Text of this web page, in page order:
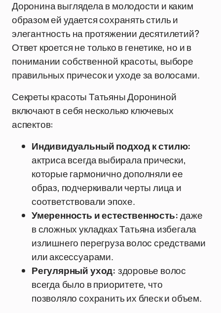
Доронина выглядела в молодости и каким
образом ей удается сохранять стиль и
элегантность на протяжении десятилетий?
Ответ кроется не только в генетике, но и в
понимании собственной красоты, выборе
правильных причесок и уходе за волосами.
Секреты красоты Татьяны Дорониной
включают в себя несколько ключевых
аспектов:
Индивидуальный подход к стилю:
актриса всегда выбирала прически,
которые гармонично дополняли ее
образ, подчеркивали черты лица и
соответствовали эпохе.
Умеренность и естественность:даже
в сложных укладках Татьяна избегала
излишнего перегруза волос средствами
или аксессуарами.
Регулярный уход: здоровье волос
всегда было в приоритете, что
позволяло сохранить их блеск и объем.